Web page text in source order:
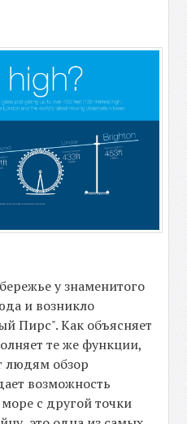
у знаменитого
и возникло
Пирс". Как объясняет
те же функции,
людям обзор
возможность
с другой точки